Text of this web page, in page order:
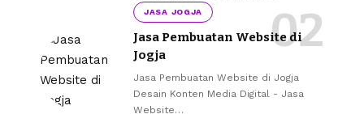
JASA JOGJA
Jasa Pembuatan Website di
Jogja
Jasa Pembuatan Website di Jogja
Desain Konten Media Digital - Jasa
Website…